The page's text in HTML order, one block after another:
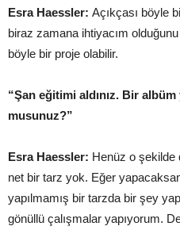
Esra Haessler: Açıkçası böyle
biraz zamana ihtiyacım
böyle bir proje olabilir.
“Şan eğitimi aldınız. Bir
musunuz?”
Esra Haessler: Henüz o şekilde
net bir tarz yok. Eğer
yapılmamış bir tarzda bir şey
gönüllü çalışmalar yapıyorum.